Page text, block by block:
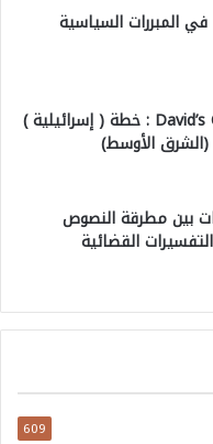
المبررات السياسية
ممر داوود David’s Corrido : خطة ( إسرائيلية )
الأوسط)
بين مطرقة النصوص
القضائية
609